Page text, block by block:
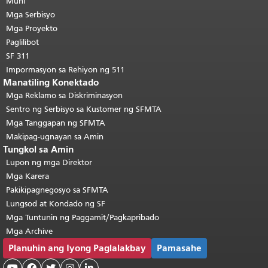
pahinang ito ay nauulit sa bawat
pahina.Bumalik sa tuktok ng
pangunahing nilalaman
Mga Serbisyo
Mga Proyekto
Paglilibot
SF 311
Impormasyon sa Rehiyon ng 511
Manatiling Konektado
Mga Reklamo sa Diskriminasyon
Sentro ng Serbisyo sa Kustomer ng SFMTA
Mga Tanggapan ng SFMTA
Makipag-ugnayan sa Amin
Tungkol sa Amin
Lupon ng mga Direktor
Mga Karera
Pakikipagnegosyo sa SFMTA
Lungsod at Kondado ng SF
Mga Tuntunin ng Paggamit/Pagkapribado
Mga Archive
Planuhin ang Iyong Paglalakbay Pamasahe